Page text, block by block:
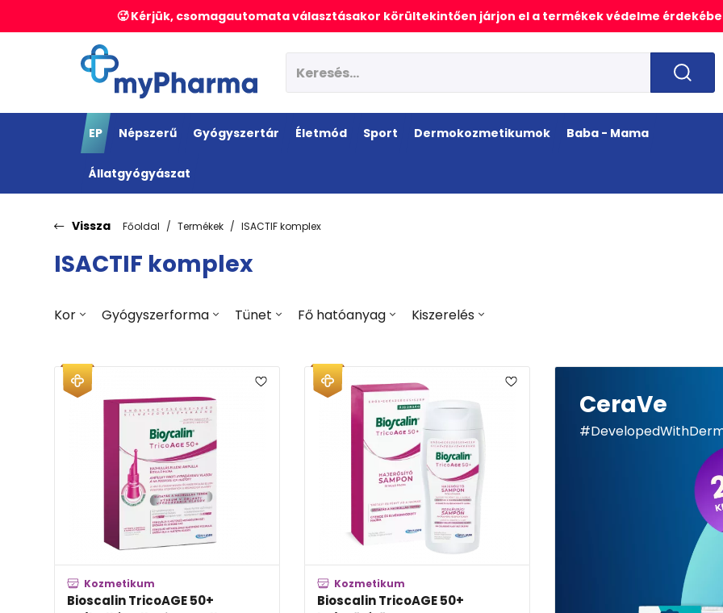
🥵 Kérjük, csomagautomata választásakor körültekintően járjon el a termékek védelme
EP Népszerű Gyógyszertár Életmód Sport Dermokozmetikumok Baba - Mama
Állatgyógyászat
Vissza Főoldal Termékek ISACTIF komplex
ISACTIF komplex
Kor Gyógyszerforma Tünet Fő hatóanyag Kiszerelés
Kozmetikum
Bioscalin TricoAGE 50+
Kozmetikum
Bioscalin TricoAGE 50+
CeraVe